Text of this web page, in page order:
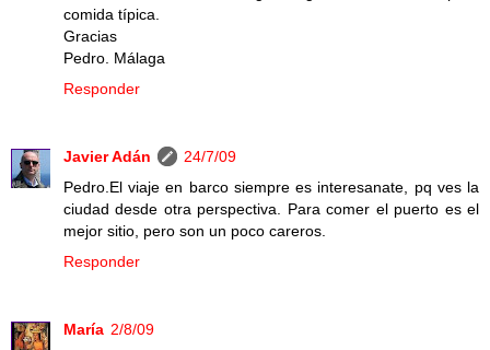
comida típica.
Gracias
Pedro. Málaga
Responder
Javier Adán
24/7/09
Pedro.El viaje en barco siempre es interesanate, pq ves la
ciudad desde otra perspectiva. Para comer el puerto es el
mejor sitio, pero son un poco careros.
Responder
María 2/8/09